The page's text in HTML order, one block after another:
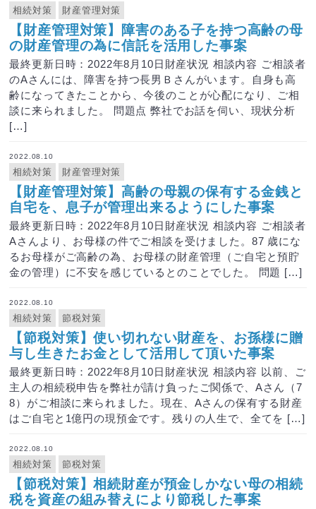
相続対策 財産管理対策
【財産管理対策】障害のある子を持つ高齢の母
の財産管理の為に信託を活用した事案
最終更新日時：2022年8月10日財産状況 相談内容 ご相談者
のAさんには、障害を持つ長男Ｂさんがいます。自身も高
齢になってきたことから、今後のことが心配になり、ご相
談に来られました。 問題点 弊社でお話を伺い、現状分析
[…]
2022.08.10
相続対策 財産管理対策
【財産管理対策】高齢の母親の保有する金銭と
自宅を、息子が管理出来るようにした事案
最終更新日時：2022年8月10日財産状況 相談内容 ご相談者
Aさんより、お母様の件でご相談を受けました。87 歳にな
るお母様がご高齢の為、お母様の財産管理（ご自宅と預貯
金の管理）に不安を感じているとのことでした。 問題 […]
2022.08.10
相続対策 節税対策
【節税対策】使い切れない財産を、お孫様に贈
与し生きたお金として活用して頂いた事案
最終更新日時：2022年8月10日財産状況 相談内容 以前、ご
主人の相続税申告を弊社が請け負ったご関係で、Aさん（7
8）がご相談に来られました。現在、Aさんの保有する財産
はご自宅と1億円の現預金です。残りの人生で、全てを […]
2022.08.10
相続対策 節税対策
【節税対策】相続財産が預金しかない母の相続
税を資産の組み替えにより節税した事案